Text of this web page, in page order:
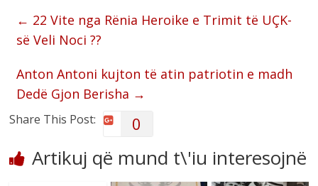
← 22 Vite nga Rënia Heroike e Trimit të UÇK-
së Veli Noci ??
Anton Antoni kujton të atin patriotin e madh
Dedë Gjon Berisha →
Share This Post: 0
Artikuj që mund t\'iu interesojnë